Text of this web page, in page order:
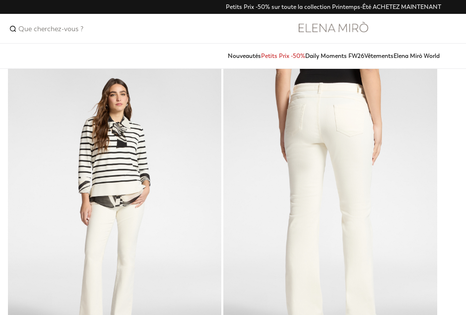
Petits Prix -50% sur toute la collection Printemps-ÉtéACHETEZ MAINTENANT
NouveautésPetits Prix -50%Daily Moments FW26VêtementsElena Mirò World